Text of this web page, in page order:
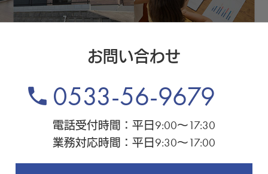
お問い合わせ
phone 0533-56-9679
電話受付時間：平日9:00～17:30
業務対応時間：平日9:30～17:00